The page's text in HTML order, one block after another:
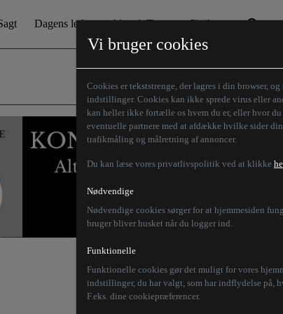
Vi bruger cookies
Cookies er tekststrenge, der lagres i din browser,
indstillinger. Cookies kan ikke sprede virus eller
kan heller ikke fortælle os hvem du er, eller hvor
eventuelle partnere med at afdække hvilke sider
trafikmåling og målretning af annoncer.
Du kan læse vores privatlivspolitik ved at klikke
Nødvendige
Nødvendige cookies sørger for at hjemmesiden
bruger bliver husket når du logger ind.
Funktionelle
Funktionelle cookies gør det muligt for vores
indstillinger, du har valgt, som har indflydelse på,
F.eks. dine cookiepræferencer.
Dagens leder Aktuelt Tema
Den borgelige brille
Humaniora forfra
Store Danskere
Skribenter
Z-aksen